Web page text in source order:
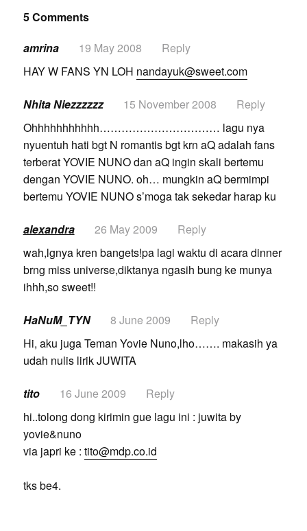
5 Comments
amrina
19 May 2008
Reply
HAY W FANS YN LOH nandayuk@sweet.com
Nhita Niezzzzzz 15 November 2008
Reply
Ohhhhhhhhhhh…………………………… lagu nya
nyuentuh hati bgt N romantis bgt krn aQ adalah fans
terberat YOVIE NUNO dan aQ ingin skali bertemu
dengan YOVIE NUNO. oh… mungkin aQ bermimpi
bertemu YOVIE NUNO s’moga tak sekedar harap ku
alexandra 26 May 2009
Reply
wah,lgnya kren bangets!pa lagi waktu di acara dinner
brng miss universe,diktanya ngasih bung ke munya
ihhh,so sweet!!
HaNuM_TYN 8 June 2009
Reply
Hi, aku juga Teman Yovie Nuno,lho……. makasih ya
udah nulis lirik JUWITA
tito 16 June 2009
Reply
hi..tolong dong kirimin gue lagu ini : juwita by
yovie&nuno
via japri ke : tito@mdp.co.id
tks be4.